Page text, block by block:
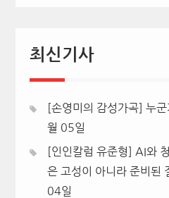
최신기사
[손영미의 감성가곡] 누
월 05일
[인인칼럼 유준형] AI와
은 고성이 아니라 준비된
04일